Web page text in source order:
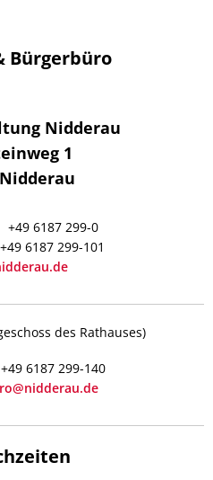
Bürgerbüro
Nidderau
1
Nidderau
+49 6187 299-0
+49 6187 299-101
des Rathauses)
+49 6187 299-140